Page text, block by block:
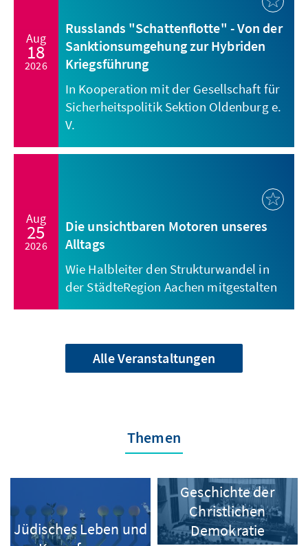
Aug
18
2026
Russlands "Schattenflotte" - Von der
Sanktionsumgehung zur Hybriden
Kriegsführung
In Kooperation mit der Gesellschaft für
Sicherheitspolitik Sektion Oldenburg e.
V.
Aug
25
2026
Die unsichtbaren Motoren unseres
Alltags
Wie Halbleiter den Strukturwandel in
der StädteRegion Aachen mitgestalten
Alle Veranstaltungen
Themen
Jüdisches Leben und
Geschichte der
Christlichen
Demokratie